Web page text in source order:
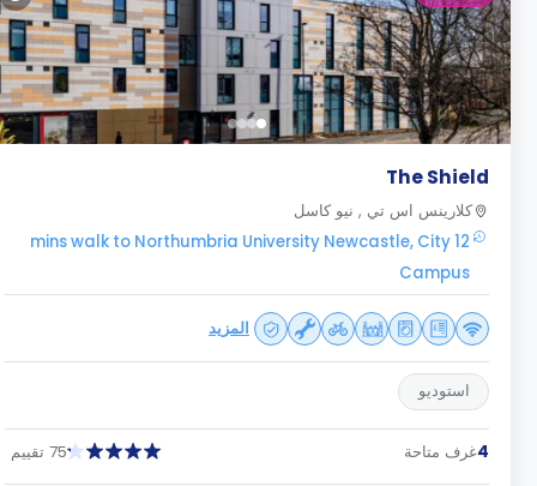
The Shield
كلارينس اس تي , نيو كاسل
12 mins walk to Northumbria University Newcastle, City
Campus
المزيد
استوديو
غرف متاحة 75 تقييم